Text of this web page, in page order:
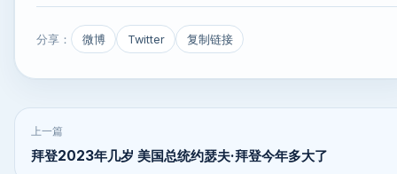
分享： 微博 Twitter 复制链接
上一篇
拜登2023年几岁 美国总统约瑟夫·拜登今年多大了